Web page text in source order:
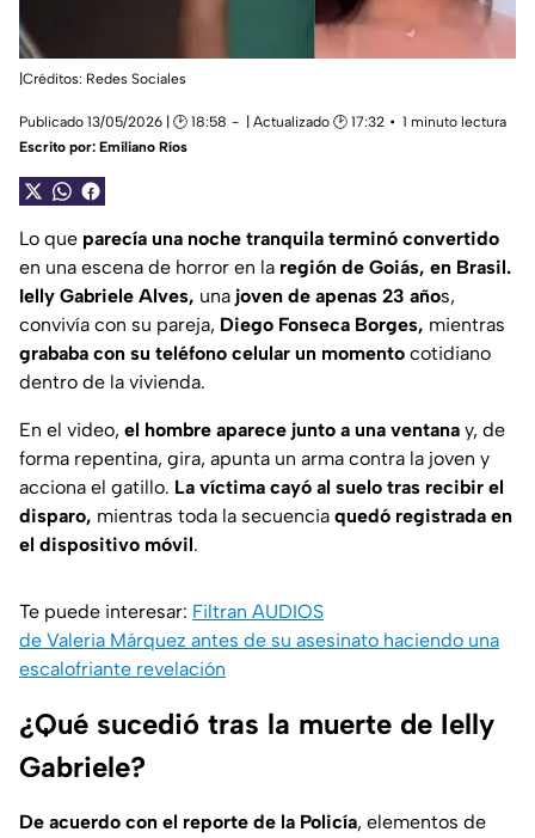
|Créditos: Redes Sociales
Publicado 13/05/2026 | 🕑 18:58 | Actualizado 🕑 17:32
1 minuto lectura
Escrito por: Emiliano Ríos
Lo que parecía una noche tranquila terminó convertido
en una escena de horror en la región de Goiás, en Brasil.
Ielly Gabriele Alves, una joven de apenas 23 años,
convivía con su pareja, Diego Fonseca Borges, mientras
grababa con su teléfono celular un momento cotidiano
dentro de la vivienda.
En el video, el hombre aparece junto a una ventana y, de
forma repentina, gira, apunta un arma contra la joven y
acciona el gatillo. La víctima cayó al suelo tras recibir el
disparo, mientras toda la secuencia quedó registrada en
el dispositivo móvil.
Te puede interesar: Filtran AUDIOS
de Valeria Márquez antes de su asesinato haciendo una
escalofriante revelación
¿Qué sucedió tras la muerte de Ielly
Gabriele?
De acuerdo con el reporte de la Policía, elementos de